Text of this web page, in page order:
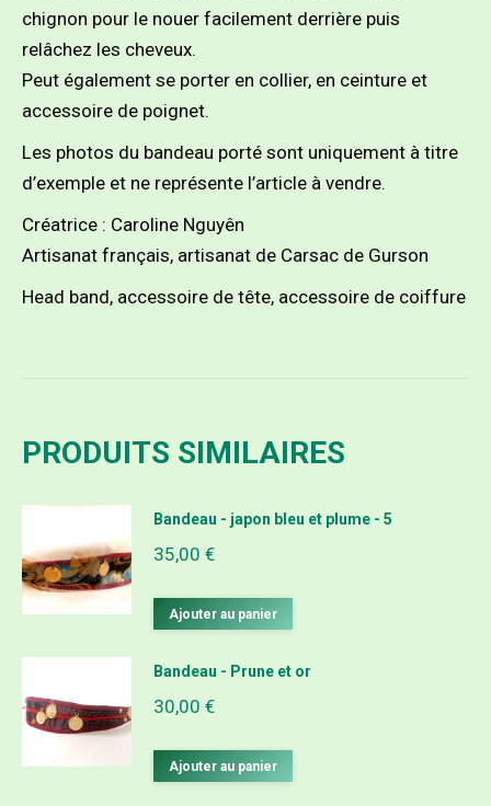
chignon pour le nouer facilement derrière puis
relâchez les cheveux.
Peut également se porter en collier, en ceinture et
accessoire de poignet.
Les photos du bandeau porté sont uniquement à titre
d’exemple et ne représente l’article à vendre.
Créatrice : Caroline Nguyên
Artisanat français, artisanat de Carsac de Gurson
Head band, accessoire de tête, accessoire de coiffure
PRODUITS SIMILAIRES
Bandeau - japon bleu et plume - 5
35,00 €
Ajouter au panier
Bandeau - Prune et or
30,00 €
Ajouter au panier